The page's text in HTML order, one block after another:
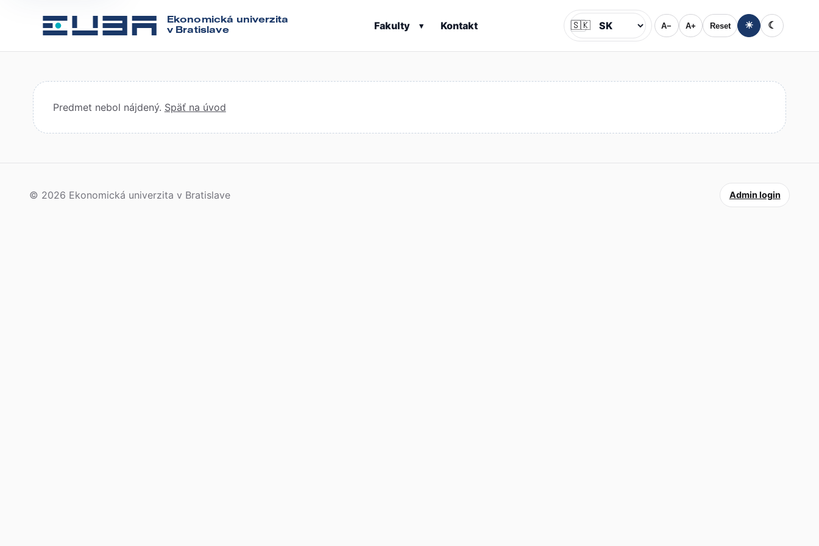
Ekonomická univerzita
v Bratislave
Fakulty ▾ Kontakt Jazyk
🇸🇰 A− A+ Reset ☀ ☾
Predmet nebol nájdený. Späť na úvod
© 2026 Ekonomická univerzita v Bratislave Admin login